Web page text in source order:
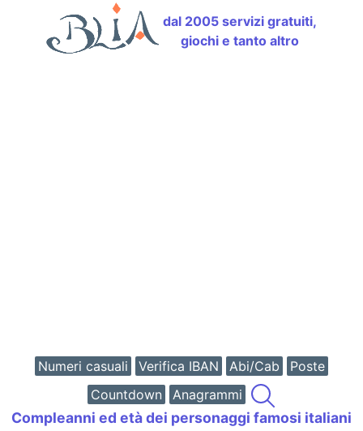
dal 2005 servizi gratuiti,
giochi e tanto altro
Numeri casuali Verifica IBAN Abi/Cab
Poste
Countdown
Anagrammi
Compleanni ed età dei personaggi famosi italiani